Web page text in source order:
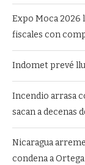
Expo Moca 2026
fiscales con
Indomet prevé
Incendio arrasa
sacan a decenas
Nicaragua
condena a